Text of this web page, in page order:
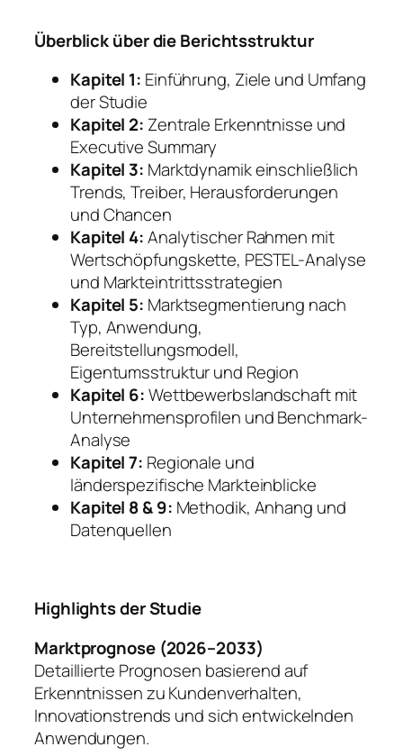
Überblick über die Berichtsstruktur
Kapitel 1: Einführung, Ziele und Umfang
der Studie
Kapitel 2: Zentrale Erkenntnisse und
Executive Summary
Kapitel 3: Marktdynamik einschließlich
Trends, Treiber, Herausforderungen
und Chancen
Kapitel 4:Analytischer Rahmen mit
Wertschöpfungskette, PESTEL-Analyse
und Markteintrittsstrategien
Kapitel 5: Marktsegmentierung nach
Typ, Anwendung,
Bereitstellungsmodell,
Eigentumsstruktur und Region
Kapitel 6:Wettbewerbslandschaft mit
Unternehmensprofilen und Benchmark-
Analyse
Kapitel 7: Regionale und
länderspezifische Markteinblicke
Kapitel 8 & 9: Methodik, Anhang und
Datenquellen
Highlights der Studie
Marktprognose (2026–2033)
Detaillierte Prognosen basierend auf
Erkenntnissen zu Kundenverhalten,
Innovationstrends und sich entwickelnden
Anwendungen.